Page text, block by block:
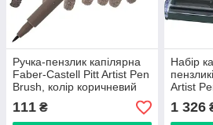
Ручка-пензлик капілярна
Faber-Castell Pitt Artist Pen
Brush, колір коричневий
горіх №177, 167477
111 ₴
Набір
Artist
1 326